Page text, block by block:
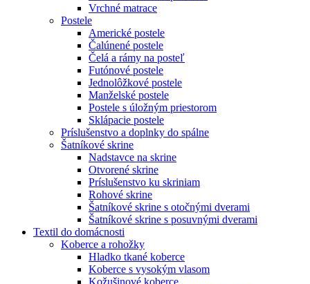
Vrchné matrace
Postele
Americké postele
Čalúnené postele
Čelá a rámy na posteľ
Futónové postele
Jednolôžkové postele
Manželské postele
Postele s úložným priestorom
Sklápacie postele
Príslušenstvo a doplnky do spálne
Šatníkové skrine
Nadstavce na skrine
Otvorené skrine
Príslušenstvo ku skriniam
Rohové skrine
Šatníkové skrine s otočnými dverami
Šatníkové skrine s posuvnými dverami
Textil do domácnosti
Koberce a rohožky
Hladko tkané koberce
Koberce s vysokým vlasom
Kožušinové koberce